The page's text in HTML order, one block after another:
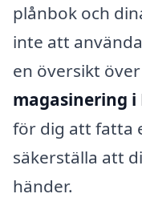
plånbok och
inte att
en översikt
magasinering
för dig att fatta
säkerställa att
händer.